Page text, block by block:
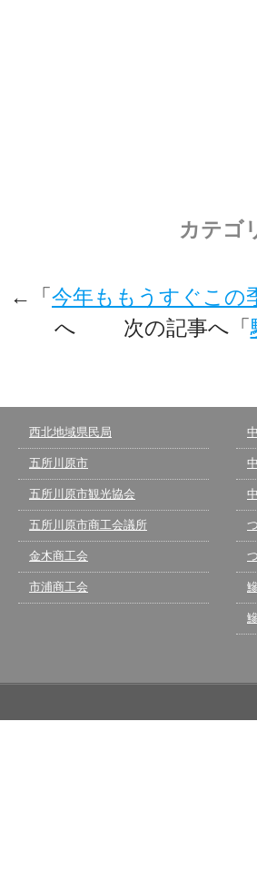
カテゴ
←「今年ももうすぐこの
へ 次の記事へ「
西北地域県民局
五所川原市
五所川原市観光協会
五所川原市商工会議所
金木商工会
市浦商工会